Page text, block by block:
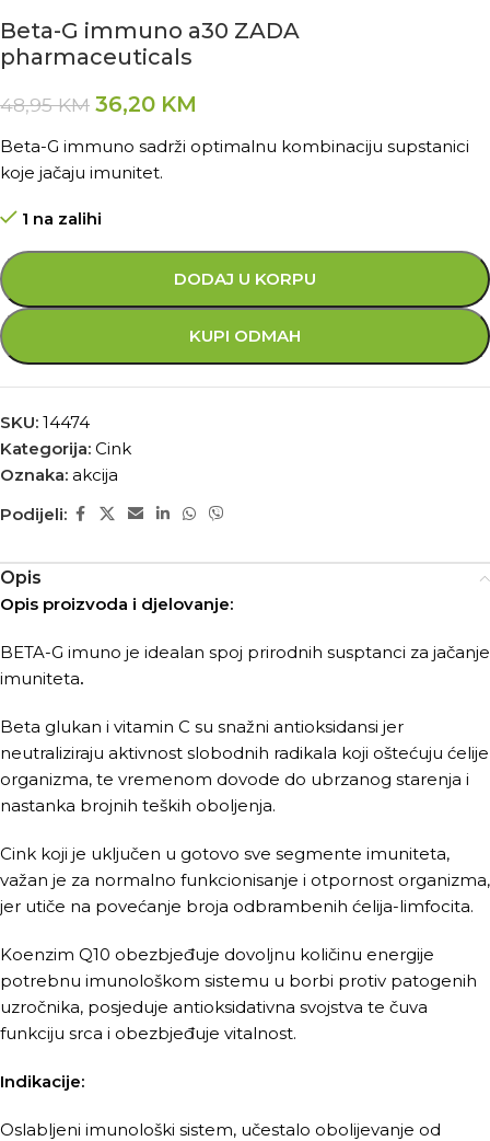
Beta-G immuno a30 ZADA
pharmaceuticals
48,95KM 36,20 KM
Beta-G immuno sadrži optimalnu kombinaciju supstanici
koje jačaju imunitet.
1 na zalihi
DODAJ U KORPU
KUPI ODMAH
SKU: 14474
Kategorija: Cink
Oznaka: akcija
Podijeli:
Opis
Opis proizvoda i djelovanje:
BETA-G imuno je idealan spoj prirodnih susptanci za jačanje
imuniteta.
Beta glukan i vitamin C su snažni antioksidansi jer
neutraliziraju aktivnost slobodnih radikala koji oštećuju ćelije
organizma, te vremenom dovode do ubrzanog starenja i
nastanka brojnih teških oboljenja.
Cink koji je uključen u gotovo sve segmente imuniteta,
važan je za normalno funkcionisanje i otpornost organizma,
jer utiče na povećanje broja odbrambenih ćelija-limfocita.
Koenzim Q10 obezbjeđuje dovoljnu količinu energije
potrebnu imunološkom sistemu u borbi protiv patogenih
uzročnika, posjeduje antioksidativna svojstva te čuva
funkciju srca i obezbjeđuje vitalnost.
Indikacije:
Oslabljeni imunološki sistem, učestalo obolijevanje od